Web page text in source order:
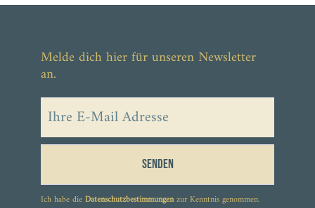
Melde dich hier für unseren Newsletter
an.
Senden
Ich habe dieDatenschutzbestimmungenzur Kenntnis genommen.